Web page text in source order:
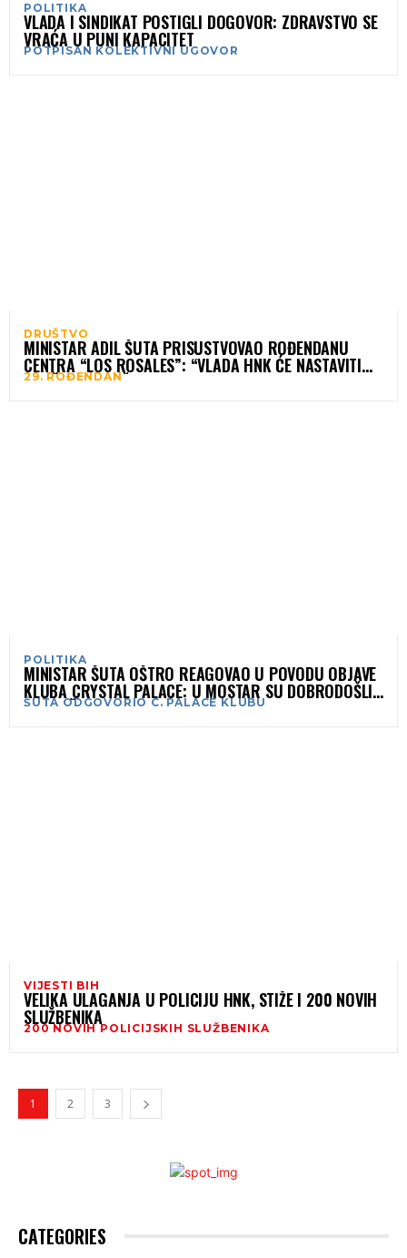
POLITIKA
VLADA I SINDIKAT POSTIGLI DOGOVOR: ZDRAVSTVO SE
VRAĆA U PUNI KAPACITET
POTPISAN KOLEKTIVNI UGOVOR
DRUŠTVO
MINISTAR ADIL ŠUTA PRISUSTVOVAO ROĐENDANU
CENTRA “LOS ROSALES”: “VLADA HNK ĆE NASTAVITI
PRUŽATI PODRŠKU OVOM MJESTU KOJE MIJENJA
29. ROĐENDAN
POLITIKA
MINISTAR ŠUTA OŠTRO REAGOVAO U POVODU OBJAVE
KLUBA CRYSTAL PALACE: U MOSTAR SU DOBRODOŠLI
NAVIJAČI SVIH KLUBOVA, SVI DOBRONAMJERNI LJUDI!
ŠUTA ODGOVORIO C. PALACE KLUBU
VIJESTI BIH
VELIKA ULAGANJA U POLICIJU HNK, STIŽE I 200 NOVIH
SLUŽBENIKA
200 NOVIH POLICIJSKIH SLUŽBENIKA
1 2 3
CATEGORIES